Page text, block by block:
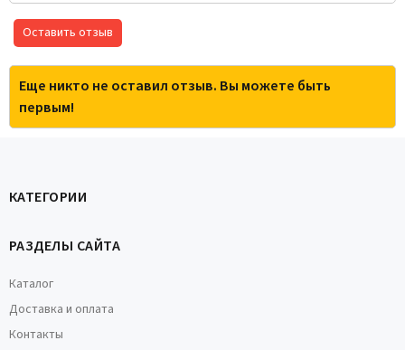
Оставить отзыв
Еще никто не оставил отзыв. Вы можете быть
первым!
КАТЕГОРИИ
РАЗДЕЛЫ САЙТА
Каталог
Доставка и оплата
Контакты